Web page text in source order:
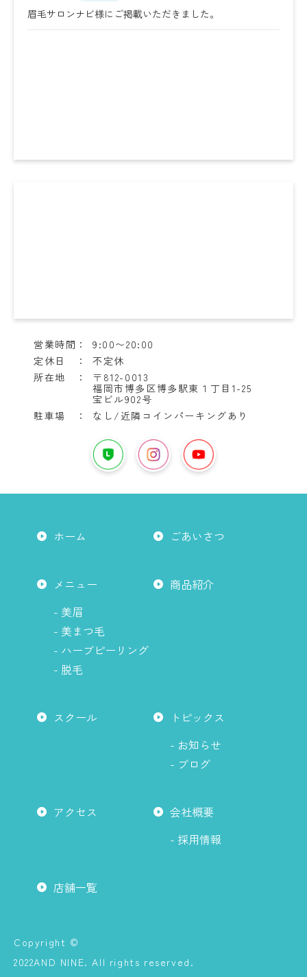
営業時間：
9:00〜20:00
定休日 ：
不定休
所在地 ：
〒812-0013
福岡市博多区博多駅東１丁目1-25
宝ビル902号
駐車場 ：
なし/近隣コインパーキングあり
LINE
こ
イ
ス
グ
ラ
は
YouTube
は
ち
か
ら
眉毛サロンナビ様にご掲載いただきました。
ホーム ごあいさつ
メニュー
- 美眉
- 美まつ毛
- ハーブピーリング
- 脱毛
商品紹介
スクール
トピックス
- お知らせ
- ブログ
アクセス
会社概要
- 採用情報
店舗一覧
Copyright ©
2022AND NINE. All rights reserved.